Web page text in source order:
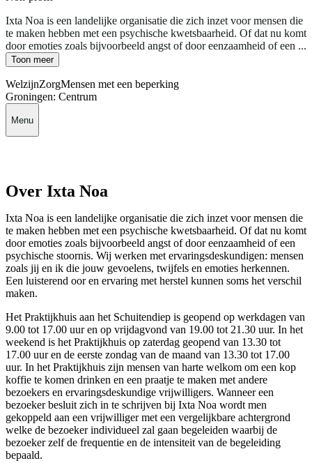
Ixta Noa is een landelijke organisatie die zich inzet voor mensen die
te maken hebben met een psychische kwetsbaarheid. Of dat nu komt
door emoties zoals bijvoorbeeld angst of door eenzaamheid of een ...
Toon meer
WelzijnZorgMensen met een beperking
Groningen: Centrum
Menu
Over Ixta Noa
Ixta Noa is een landelijke organisatie die zich inzet voor mensen die
te maken hebben met een psychische kwetsbaarheid. Of dat nu komt
door emoties zoals bijvoorbeeld angst of door eenzaamheid of een
psychische stoornis. Wij werken met ervaringsdeskundigen: mensen
zoals jij en ik die jouw gevoelens, twijfels en emoties herkennen.
Een luisterend oor en ervaring met herstel kunnen soms het verschil
maken.
Het Praktijkhuis aan het Schuitendiep is geopend op werkdagen van
9.00 tot 17.00 uur en op vrijdagvond van 19.00 tot 21.30 uur. In het
weekend is het Praktijkhuis op zaterdag geopend van 13.30 tot
17.00 uur en de eerste zondag van de maand van 13.30 tot 17.00
uur. In het Praktijkhuis zijn mensen van harte welkom om een kop
koffie te komen drinken en een praatje te maken met andere
bezoekers en ervaringsdeskundige vrijwilligers. Wanneer een
bezoeker besluit zich in te schrijven bij Ixta Noa wordt men
gekoppeld aan een vrijwilliger met een vergelijkbare achtergrond
welke de bezoeker individueel zal gaan begeleiden waarbij de
bezoeker zelf de frequentie en de intensiteit van de begeleiding
bepaald.